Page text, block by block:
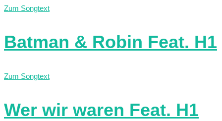
Zum Songtext
Batman & Robin Feat. H1
Zum Songtext
Wer wir waren Feat. H1